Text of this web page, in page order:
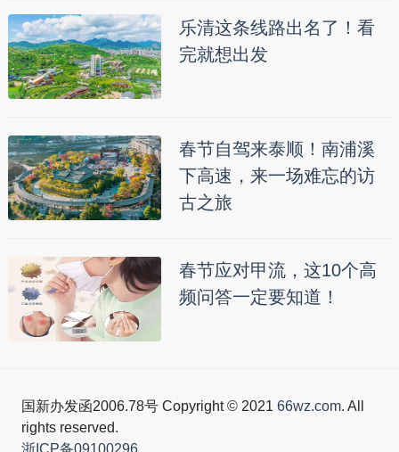
乐清这条线路出名了！看
完就想出发
春节自驾来泰顺！南浦溪
下高速，来一场难忘的访
古之旅
春节应对甲流，这10个高
频问答一定要知道！
国新办发函2006.78号 Copyright © 2021 66wz.com. All
rights reserved.
浙ICP备09100296